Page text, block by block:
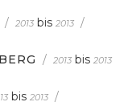
/ 2013 bis 2013 /
/ 2013 bis 2013
bis 2013 /